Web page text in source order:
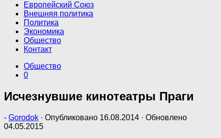
Европейский Союз
Внешняя политика
Политика
Экономика
Общество
Контакт
Общество
0
Исчезнувшие кинотеатры Праги
- Gorodok · Опубликовано 16.08.2014 · Обновлено
04.05.2015